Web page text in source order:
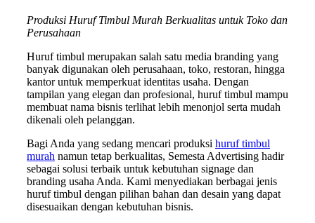
Produksi Huruf Timbul Murah Berkualitas untuk Toko dan
Perusahaan
Huruf timbul merupakan salah satu media branding yang
banyak digunakan oleh perusahaan, toko, restoran, hingga
kantor untuk memperkuat identitas usaha. Dengan
tampilan yang elegan dan profesional, huruf timbul mampu
membuat nama bisnis terlihat lebih menonjol serta mudah
dikenali oleh pelanggan.
Bagi Anda yang sedang mencari produksi huruf timbul
murah namun tetap berkualitas, Semesta Advertising hadir
sebagai solusi terbaik untuk kebutuhan signage dan
branding usaha Anda. Kami menyediakan berbagai jenis
huruf timbul dengan pilihan bahan dan desain yang dapat
disesuaikan dengan kebutuhan bisnis.